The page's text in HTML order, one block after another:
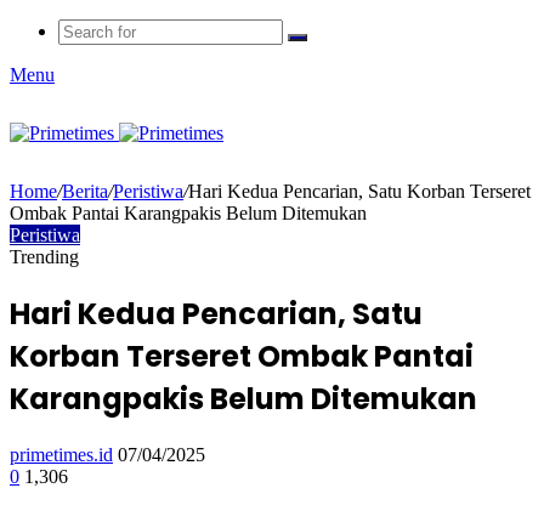
Menu
Home/Berita/Peristiwa/Hari Kedua Pencarian, Satu Korban Terseret
Ombak Pantai Karangpakis Belum Ditemukan
Peristiwa
Trending
Hari Kedua Pencarian, Satu
Korban Terseret Ombak Pantai
Karangpakis Belum Ditemukan
primetimes.id 07/04/2025
0 1,306